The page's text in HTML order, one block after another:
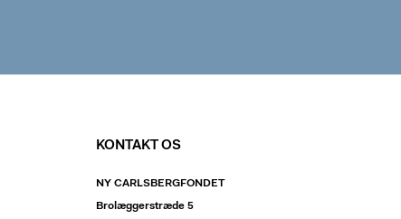
KONTAKT OS
NY CARLSBERGFONDET
Brolæggerstræde 5